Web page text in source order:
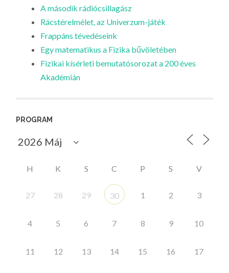
A második rádiócsillagász
Rácstérelmélet, az Univerzum-játék
Frappáns tévedéseink
Egy matematikus a Fizika bűvöletében
Fizikai kísérleti bemutatósorozat a 200 éves
Akadémián
PROGRAM
H K S C P S V
27 28 29 30 1 2 3
4 5 6 7 8 9 10
11 12 13 14 15 16 17